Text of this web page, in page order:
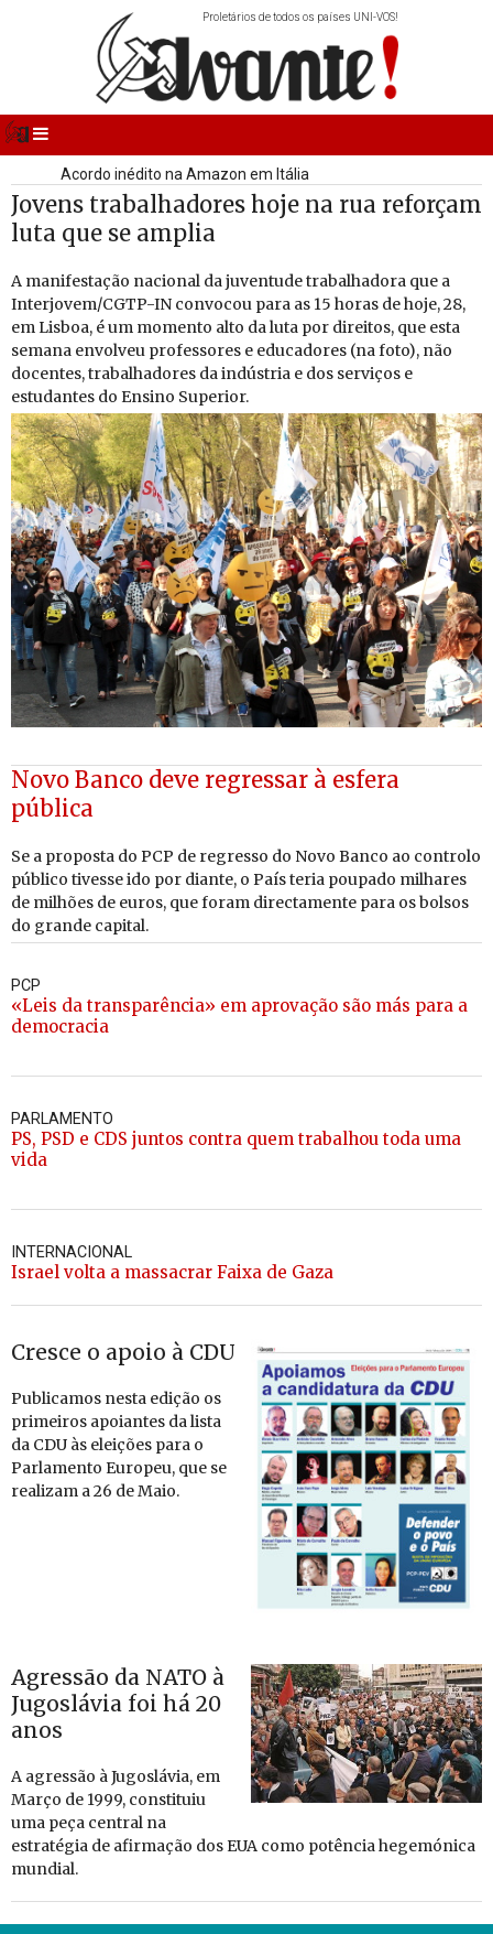
Proletários de todos os países UNI-VOS!
Primeira pessoa a fazer o Báltico a nado
Ossos de mamute descobertos na Bulgária
Acordo inédito na Amazon em Itália
Jovens trabalhadores hoje na rua reforçam
luta que se amplia
A ma­ni­fes­tação na­ci­onal da ju­ven­tude tra­ba­lha­dora que a
In­ter­jovem/​CGTP-IN con­vocou para as 15 horas de hoje, 28,
em Lisboa, é um mo­mento alto da luta por di­reitos, que esta
se­mana en­volveu pro­fes­sores e edu­ca­dores (na foto), não
do­centes, tra­ba­lha­dores da in­dús­tria e dos ser­viços e
es­tu­dantes do En­sino Su­pe­rior.
Novo Banco deve regressar à esfera
pública
Se a pro­posta do PCP de re­gresso do Novo Banco ao con­trolo
pú­blico ti­vesse ido por di­ante, o País teria pou­pado mi­lhares
de mi­lhões de euros, que foram di­rec­ta­mente para os bolsos
do grande ca­pital.
PCP
«Leis da transparência» em aprovação são más para a
democracia
PARLAMENTO
PS, PSD e CDS juntos contra quem trabalhou toda uma
vida
INTERNACIONAL
Israel volta a massacrar Faixa de Gaza
Cresce o apoio à CDU
Pu­bli­camos nesta edição os
pri­meiros apoi­antes da lista
da CDU às elei­ções para o
Par­la­mento Eu­ropeu, que se
re­a­lizam a 26 de Maio.
Agressão da NATO à
Jugoslávia foi há 20
anos
A agressão à Ju­gos­lávia, em
Março de 1999, cons­ti­tuiu
uma peça cen­tral na
es­tra­tégia de afir­mação dos EUA como po­tência he­ge­mó­nica
mun­dial.